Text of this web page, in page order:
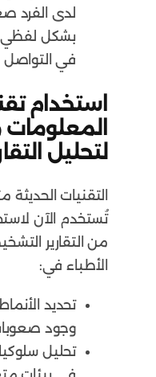
لدى الفرد
بشكل لفظي
في التواصل
استخدام
لتحليل
التقنيات الحديثة
تُستخدم الآن
من التقارير
الأطباء في:
تحديد
وجود
تحليل